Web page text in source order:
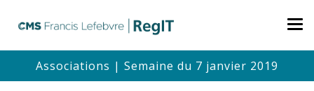
content
Associations | Semaine du 7 janvier 2019